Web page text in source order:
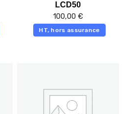
LCD50
100,00 €
HT, hors assurance